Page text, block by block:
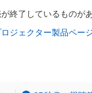
終了しているものが
ジェクター製品ペー